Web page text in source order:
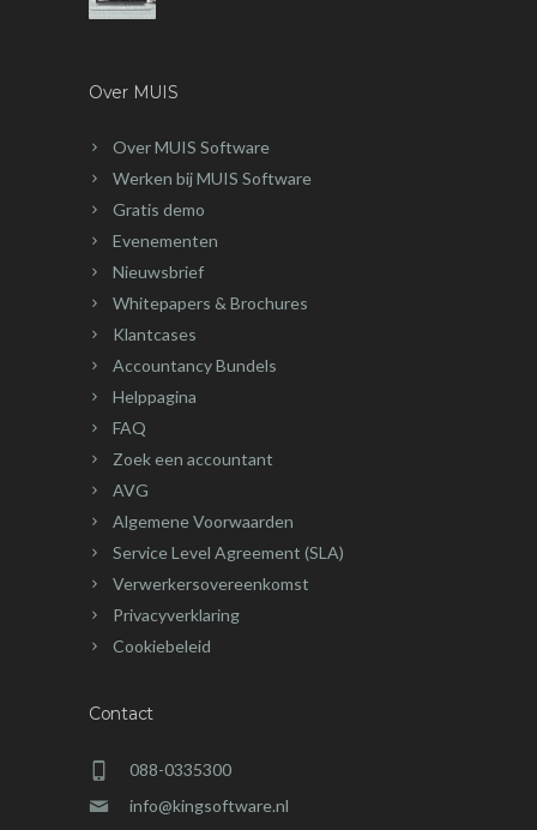
Over MUIS
Over MUIS Software
Werken bij MUIS Software
Gratis demo
Evenementen
Nieuwsbrief
Whitepapers & Brochures
Klantcases
Accountancy Bundels
Helppagina
FAQ
Zoek een accountant
AVG
Algemene Voorwaarden
Service Level Agreement (SLA)
Verwerkersovereenkomst
Privacyverklaring
Cookiebeleid
Contact
088-0335300
info@kingsoftware.nl